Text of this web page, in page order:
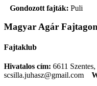
Gondozott fajták: Puli
Magyar Agár
Fajtaklub
Hivatalos cím: 6611
scsilla.juhasz@gmail.com